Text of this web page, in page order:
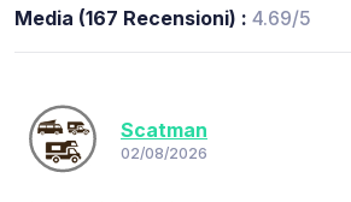
Media (167 Recensioni) : 4.69/5
Scatman
02/08/2026